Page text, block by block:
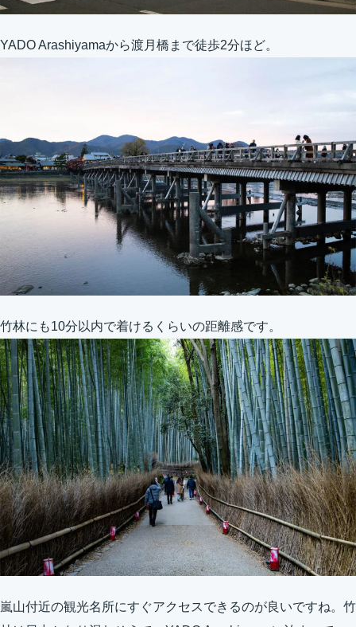
YADO Arashiyamaから渡月橋まで徒歩2分ほど。
竹林にも10分以内で着けるくらいの距離感です。
嵐山付近の観光名所にすぐアクセスできるのが良いですね。竹